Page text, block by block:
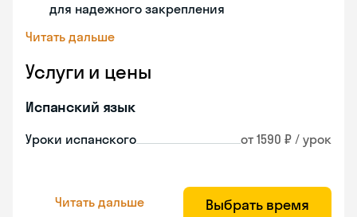
для надежного закрепления
Читать дальше
Услуги и цены
Испанский язык
Уроки испанского от 1590 ₽ / урок
Читать дальше Выбрать время